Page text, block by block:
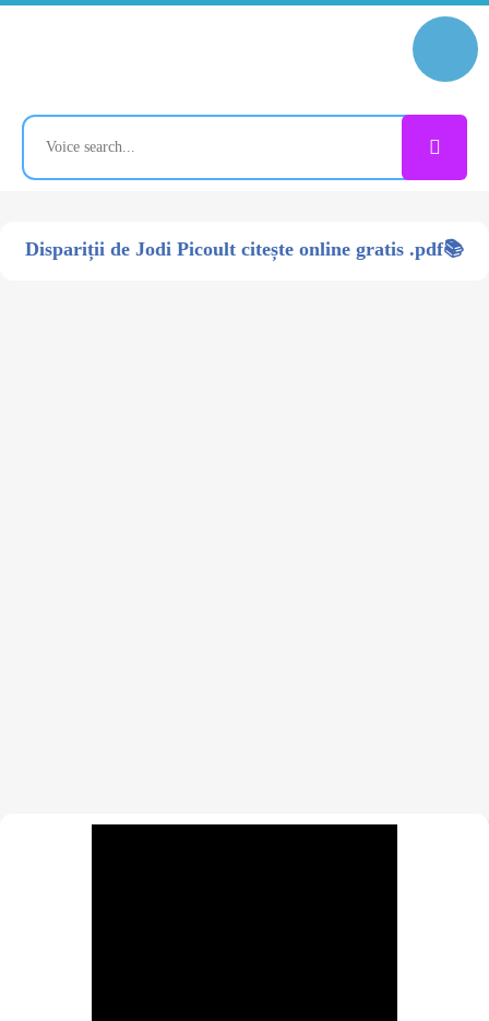
Dispariții de Jodi Picoult citește online gratis .pdf📚